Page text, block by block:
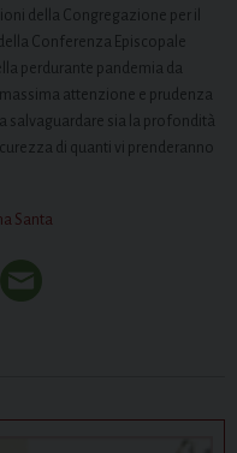
della Congregazione per il
Conferenza Episcopale
perdurante pandemia da
attenzione e prudenza
salvaguardare sia la profondità
di quanti vi prenderanno
Santa